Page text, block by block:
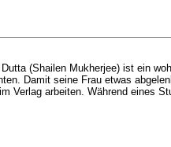
(Shailen Mukherjee) ist ein
Damit seine Frau etwas
arbeiten. Während eines